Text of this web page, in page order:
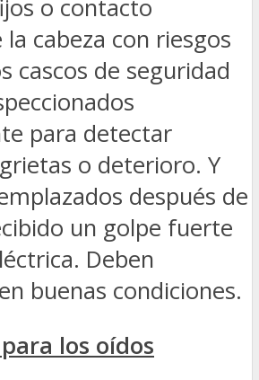
o contacto
cabeza con riesgos
cascos de seguridad
para detectar
o deterioro. Y
después de
un golpe fuerte
Deben
buenas condiciones.
los oídos